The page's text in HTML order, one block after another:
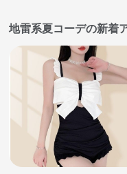
地雷系夏コーデの新着